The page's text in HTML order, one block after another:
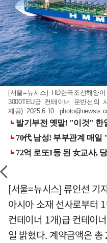
[서울=뉴시스] HD한국조선해양
3000TEU급 컨테이너 운반선의
제공) 2025.6.10.
[서울=뉴시스] 류인선 기
아시아 소재 선사로부터
컨테이너 1개)급 컨테이
일 밝혔다. 계약금액은